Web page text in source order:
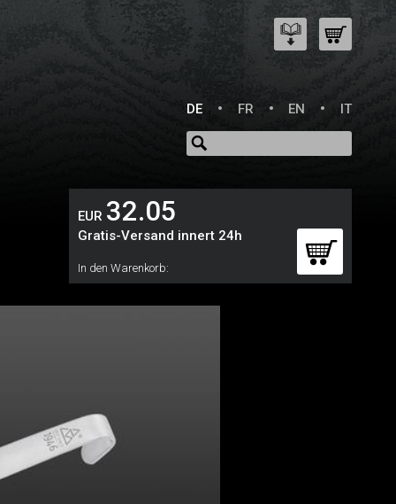
DE FR EN IT
EUR 32.05
Gratis-Versand innert 24h
In den Warenkorb: